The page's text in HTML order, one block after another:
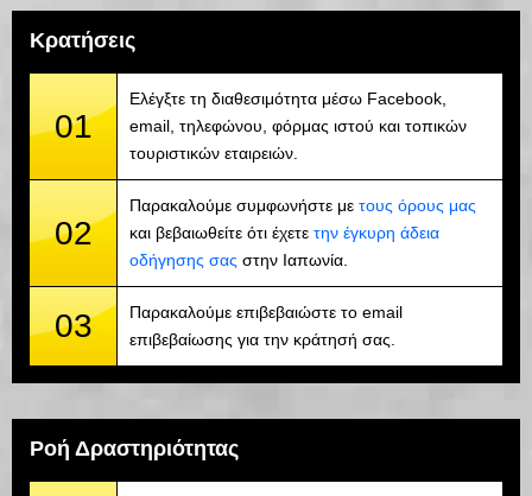
Κρατήσεις
01
Ελέγξτε τη διαθεσιμότητα μέσω Facebook,
email, τηλεφώνου, φόρμας ιστού και τοπικών
τουριστικών εταιρειών.
02
Παρακαλούμε συμφωνήστε με τους όρους μας
και βεβαιωθείτε ότι έχετε την έγκυρη άδεια
οδήγησης σας στην Ιαπωνία.
03
Παρακαλούμε επιβεβαιώστε το email
επιβεβαίωσης για την κράτησή σας.
Ροή Δραστηριότητας